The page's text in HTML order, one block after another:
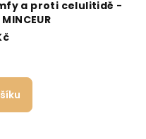
a proti celulitidě -
MINCEUR